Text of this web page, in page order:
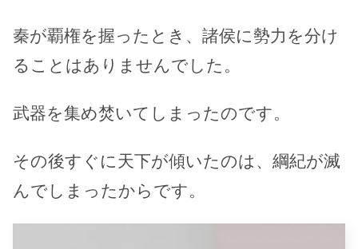
秦が覇権を握ったとき、諸侯に勢力を分け
ることはありませんでした。
武器を集め焚いてしまったのです。
その後すぐに天下が傾いたのは、綱紀が滅
んでしまったからです。